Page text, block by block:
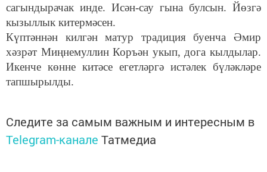
сагындырачак инде. Исән-сау гына булсын. Йөзгә
кызыллык китермәсен.
Күптәннән килгән матур традиция буенча Әмир
хәзрәт Миңнемуллин Коръән укып, дога кылдылар.
Икенче көнне китәсе егетләргә истәлек бүләкләре
тапшырылды.
Следите за самым важным и интересным в
Telegram-канале Татмедиа